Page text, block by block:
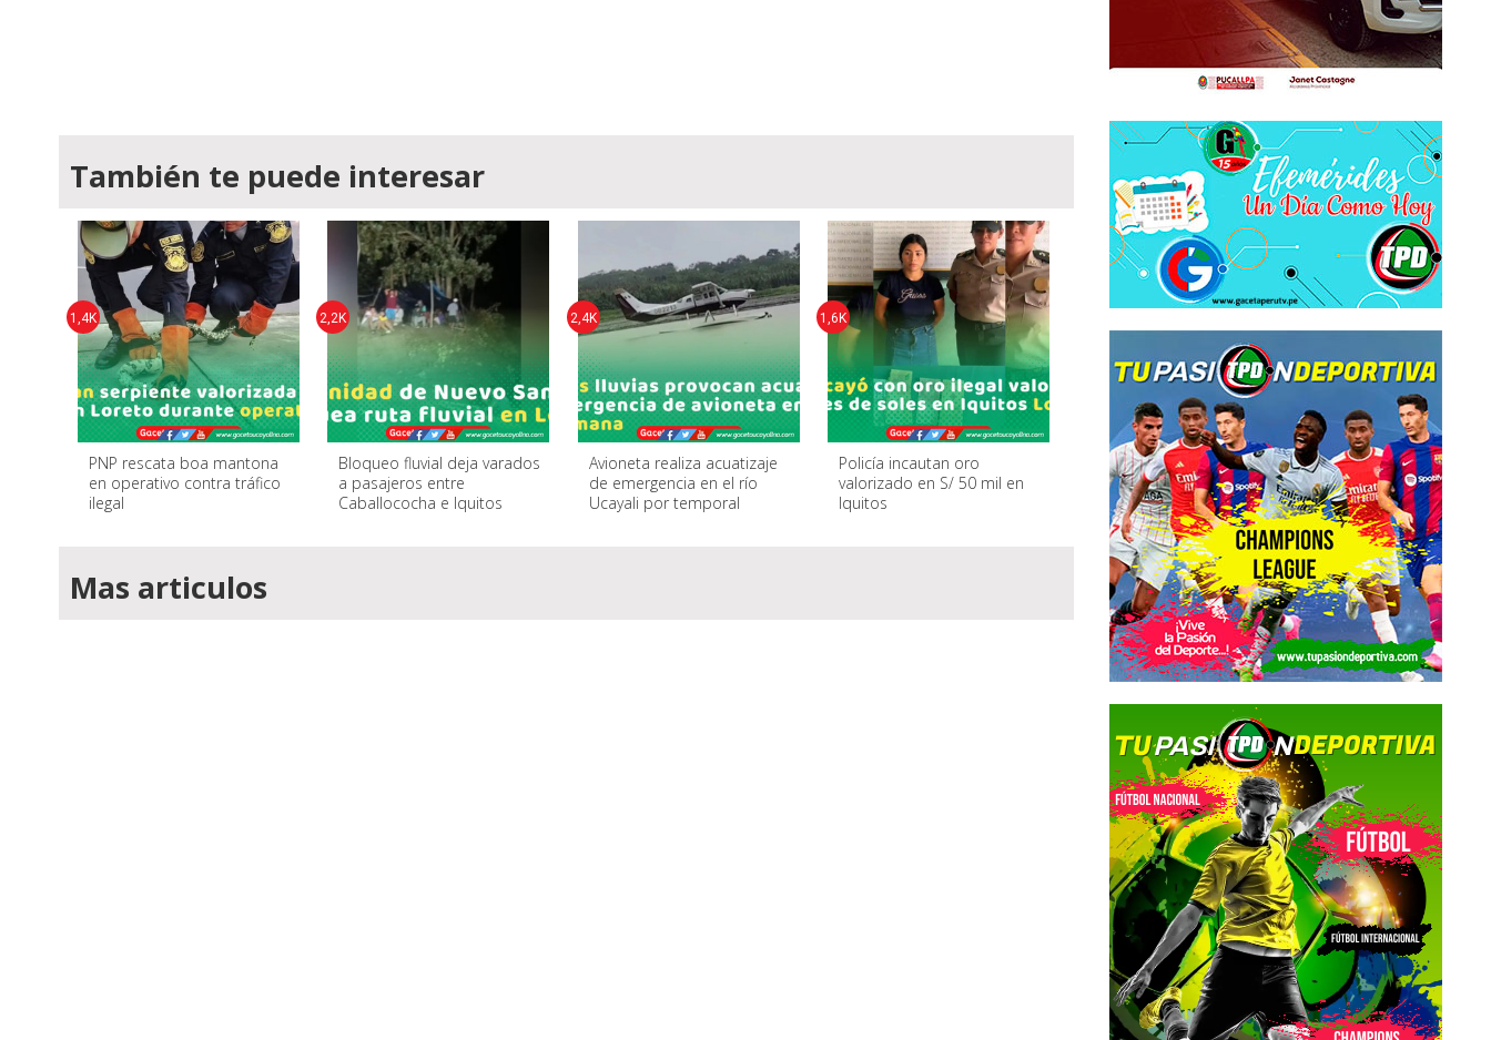
También te puede interesar
PNP rescata boa mantona
en operativo contra tráfico
ilegal
1,4K
Bloqueo fluvial deja varados
a pasajeros entre
Caballococha e Iquitos
2,2K
Avioneta realiza acuatizaje
de emergencia en el río
Ucayali por temporal
2,4K
Policía incautan oro
valorizado en S/ 50 mil en
Iquitos
1,6K
Mas articulos